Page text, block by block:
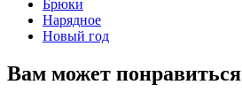
Брюки
Нарядное
Новый год
Вам может понравиться